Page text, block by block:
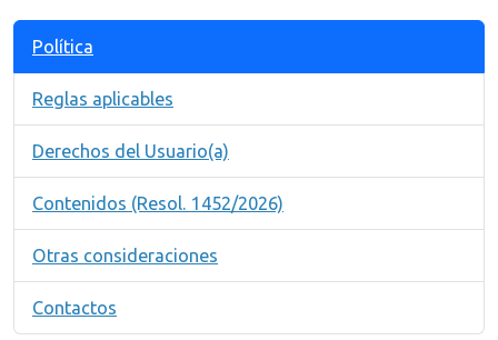
Política
Reglas aplicables
Derechos del Usuario(a)
Contenidos (Resol. 1452/2026)
Otras consideraciones
Contactos